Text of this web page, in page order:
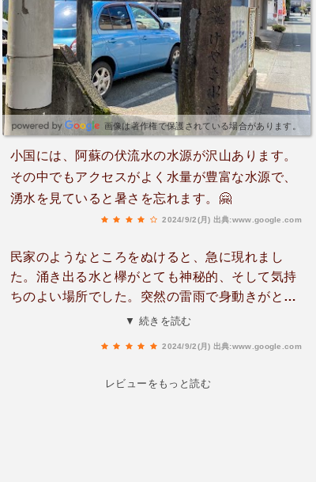
料駐車場が2ヶ所あります。どちらの駐車場もGo
ogleマップで出てこないのですが、水神様巡りの
パンフレットに書いてあるので写真のせます。鏡
ヶ池に近いのは【佐藤理容館】の横にある駐車
場。杖立川沿いにある【富くじ六花園】の駐車場
にも停められます。
画像は著作権で保護されている場合があります。
小国には、阿蘇の伏流水の水源が沢山あります。
その中でもアクセスがよく水量が豊富な水源で、
湧水を見ていると暑さを忘れます。🤗
2024/9/2(月) 出典:www.google.com
民家のようなところをぬけると、急に現れまし
た。涌き出る水と欅がとても神秘的、そして気持
ちのよい場所でした。突然の雷雨で身動きがとれ
なかったので欅の下で雨宿りさせていただきまし
▼ 続きを読む
2024/9/2(月) 出典:www.google.com
レビューをもっと読む